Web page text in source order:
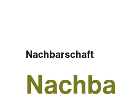
Nachbarschaft